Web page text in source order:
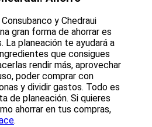
y Chedraui
gran forma de ahorrar es
La planeación te ayudará a
que consigues
rendir más, aprovechar
poder comprar con
y dividir gastos. Todo es
de planeación. Si quieres
ahorrar en tus compras,
.